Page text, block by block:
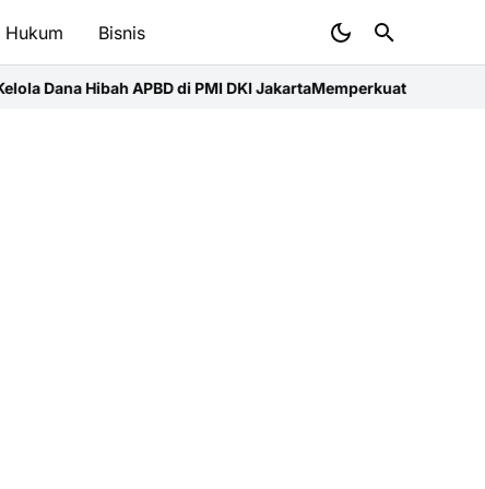
Hukum Bisnis
di PMI DKI JakartaMemperkuat Benteng Pesisir Jember: